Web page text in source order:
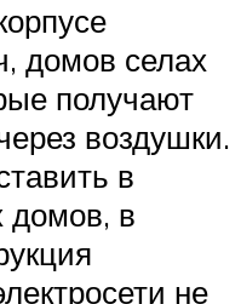
домов селах
получают
воздушки.
в
домов, в
не